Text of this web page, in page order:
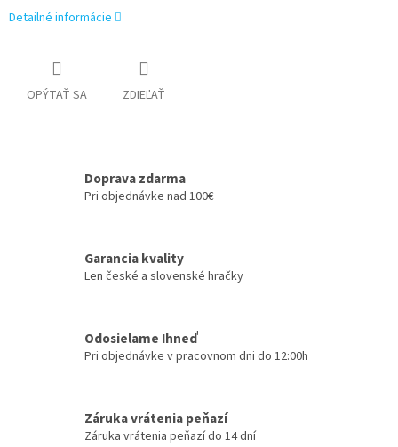
Detailné informácie
OPÝTAŤ SA ZDIEĽAŤ
Doprava zdarma
Pri objednávke nad 100€
Garancia kvality
Len české a slovenské hračky
Odosielame Ihneď
Pri objednávke v pracovnom dni do 12:00h
Záruka vrátenia peňazí
Záruka vrátenia peňazí do 14 dní